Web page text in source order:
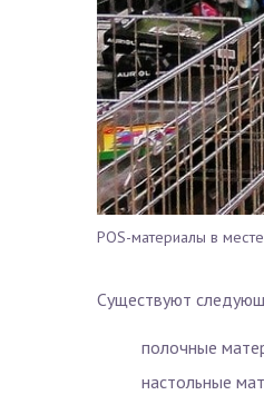
POS-материалы в
Существуют
полочные
настольные